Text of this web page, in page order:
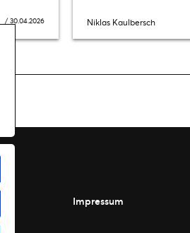
/30.04.2026 Niklas Kaulbersch
Impressum